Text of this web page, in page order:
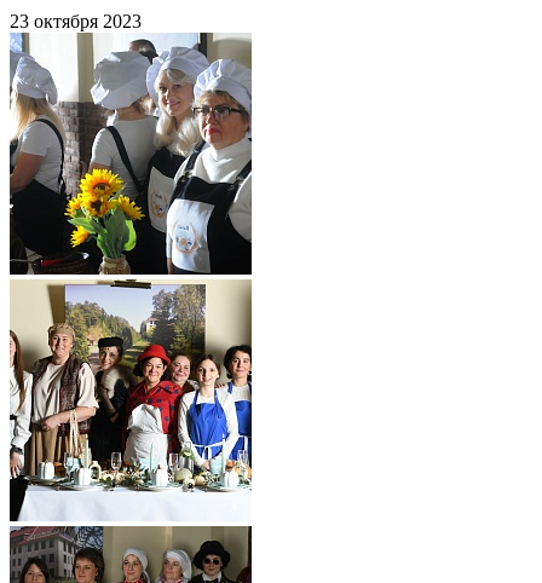
23 октября 2023